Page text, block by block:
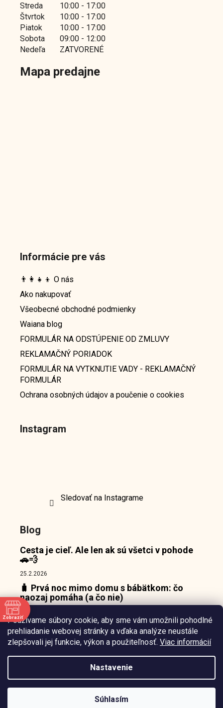
Používame súbory cookie, aby sme vám umožnili pohodlné
prehliadanie webovej stránky a vďaka analýze neustále
zlepšovali jej funkcie, výkon a použiteľnosť. Viac informácií
Nastavenie
Súhlasím
Streda
10:00 - 17:00
Štvrtok
10:00 - 17:00
Piatok
10:00 - 17:00
Sobota
09:00 - 12:00
Nedeľa
ZATVORENÉ
Mapa predajne
Informácie pre vás
👨‍👩‍👧‍👦 O nás
Ako nakupovať
Všeobecné obchodné podmienky
Waiana blog
FORMULÁR NA ODSTÚPENIE OD ZMLUVY
REKLAMAČNÝ PORIADOK
FORMULÁR NA VYTKNUTIE VADY - REKLAMAČNÝ
FORMULÁR
Ochrana osobných údajov a poučenie o cookies
Instagram
Sledovať na Instagrame
Blog
Cesta je cieľ. Ale len ak sú všetci v pohode
🚗💨
25.2.2026
🧳 Prvá noc mimo domu s bábätkom: čo
naozaj pomáha (a čo nie)
18.2.2026
👶 Prečo bábätká nepotrebujú zábavu, ale
pokojný bod, o ktorý sa môžu oprieť 🌙
VytvořilŠtefan MazáňnaShoptetu
Waiana.sk. Všetky práva vyhradené.
Zobraziť